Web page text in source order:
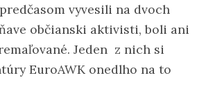
vyvesili na dvoch
občianski aktivisti, boli ani
Jeden z nich si
EuroAWK onedlho na to